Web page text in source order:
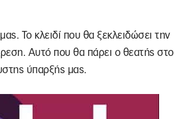
Το κλειδί που θα ξεκλειδώσει την
Αυτό που θα πάρει ο θεατής στο
ύπαρξής μας.